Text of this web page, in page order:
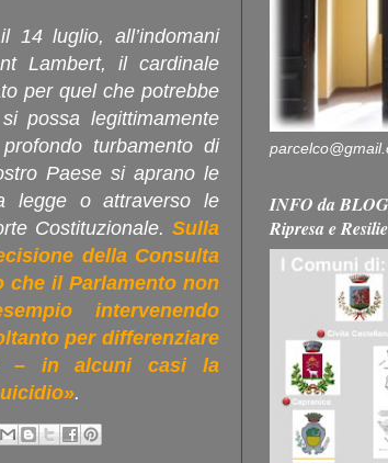
14 luglio, all’indomani
Lambert, il cardinale
per quel che potrebbe
possa legittimamente
turbamento di
Paese si aprano le
legge o attraverso le
Costituzionale. Sulla
della Consulta
che il Parlamento non
intervenendo
per differenziare
– in alcuni casi la
.
INFO da
Ripresa e